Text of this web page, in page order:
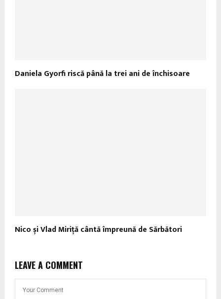
Daniela Gyorfi riscă până la trei ani de închisoare
Nico și Vlad Miriță cântă împreună de Sărbători
LEAVE A COMMENT